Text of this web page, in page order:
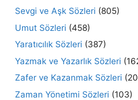
Sevgi ve Aşk Sözleri (805)
Umut Sözleri (458)
Yaratıcılık Sözleri (387)
Yazmak ve Yazarlık Sözleri
Zafer ve Kazanmak Sözleri
Zaman Yönetimi Sözleri (103)